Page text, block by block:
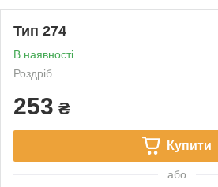
Тип 274
В наявності
Роздріб
253 ₴
Купити
або